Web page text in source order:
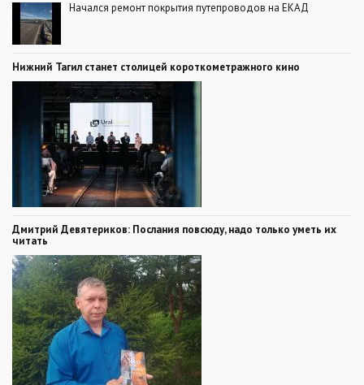
Начался ремонт покрытия путепроводов на ЕКАД
Нижний Тагил станет столицей короткометражного кино
Дмитрий Девятериков: Послания повсюду, надо только уметь их
читать